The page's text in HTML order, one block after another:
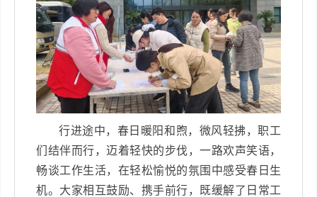
行进途中，春日暖阳和煦，微风轻拂，职工
们结伴而行，迈着轻快的步伐，一路欢声笑语，
畅谈工作生活，在轻松愉悦的氛围中感受春日生
机。大家相互鼓励、携手前行，既缓解了日常工